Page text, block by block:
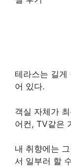
테라스는 길게
어 있다.
객실 자체가
어컨, TV같은
내 취향에는
서 일부러 할